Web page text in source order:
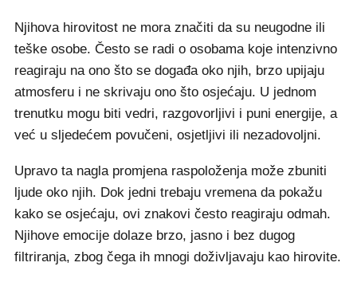
Njihova hirovitost ne mora značiti da su neugodne ili
teške osobe. Često se radi o osobama koje intenzivno
reagiraju na ono što se događa oko njih, brzo upijaju
atmosferu i ne skrivaju ono što osjećaju. U jednom
trenutku mogu biti vedri, razgovorljivi i puni energije, a
već u sljedećem povučeni, osjetljivi ili nezadovoljni.
Upravo ta nagla promjena raspoloženja može zbuniti
ljude oko njih. Dok jedni trebaju vremena da pokažu
kako se osjećaju, ovi znakovi često reagiraju odmah.
Njihove emocije dolaze brzo, jasno i bez dugog
filtriranja, zbog čega ih mnogi doživljavaju kao hirovite.